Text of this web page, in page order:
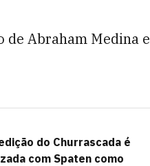
de Abraham Medina e
do Churrascada é
com Spaten como